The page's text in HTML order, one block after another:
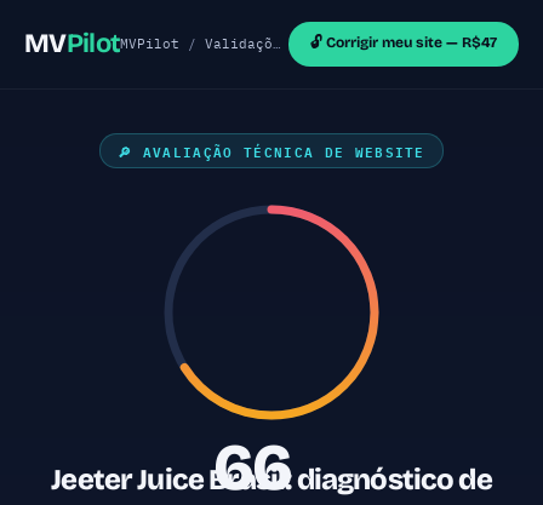
MVPilotMVPilot /Validações de MVP /Sites React/ Jeeter
🔓 Corrigir meu site — R$47
🔎 AVALIAÇÃO TÉCNICA DE WEBSITE
66
Jeeter Juice Brasil: diagnóstico de